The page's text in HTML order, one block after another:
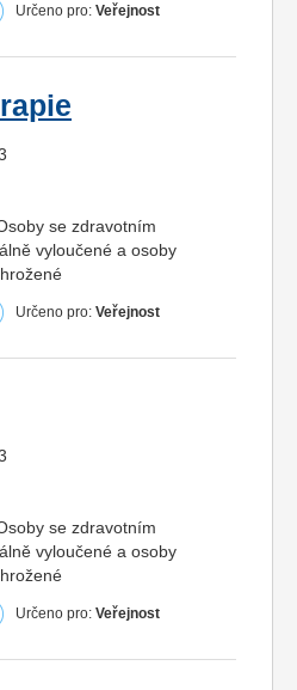
Určeno pro: Veřejnost
se zdravotním
vyloučené a osoby
Určeno pro: Veřejnost
se zdravotním
vyloučené a osoby
Určeno pro: Veřejnost